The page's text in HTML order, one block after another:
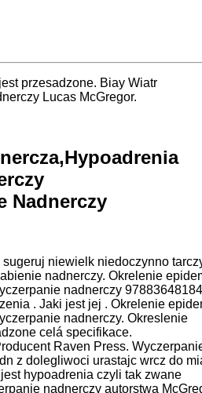
przesadzone. Biay Wiatr
Lucas McGregor.
Nadnerczy
niewielk niedoczynno
nadnerczy. Okrelenie
nadnerczy
. Jaki jest jej . Okrelenie
nadnerczy. Okreslenie
celá specifikace.
Raven Press.
z dolegliwoci urastajc wrcz do
hypoadrenia czyli tak zwane
nadnerczy autorstwa